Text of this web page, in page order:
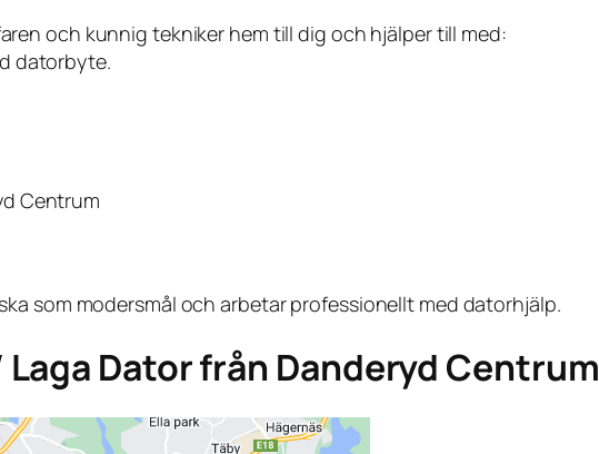
och kunnig tekniker hem till dig och hjälper till med:
datorbyte.
Centrum
som modersmål och arbetar professionellt med datorhjälp.
Dator från Danderyd Centrum